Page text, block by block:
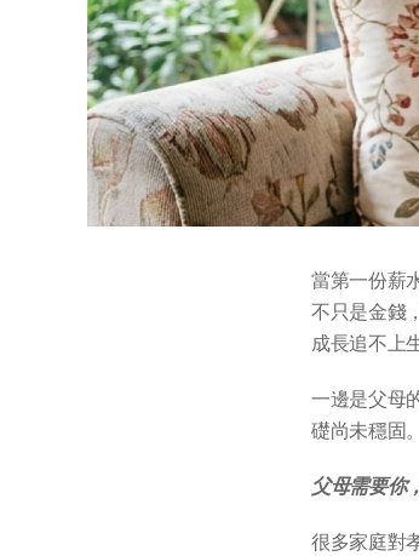
當第一份薪
不只是金錢
成長追不上
一邊是父母
礎尚未穩固
父母需要你
很多家庭對